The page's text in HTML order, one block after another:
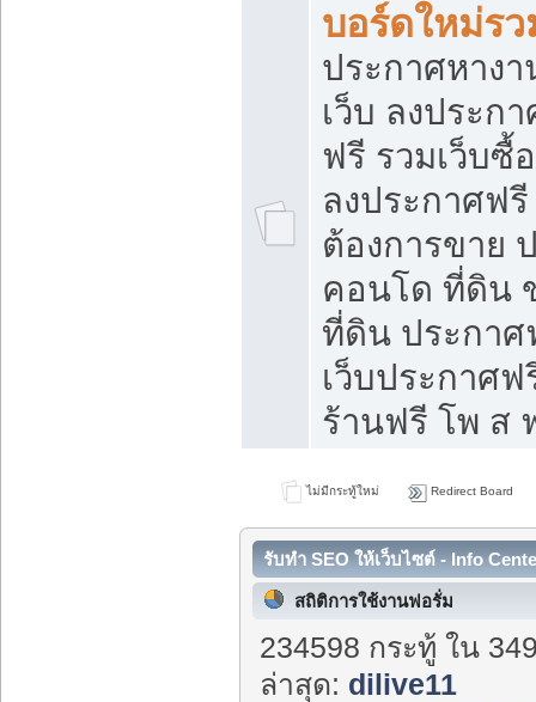
บอร์ดใหม่ร
ประกาศหาง
เว็บ ลงประก
ฟรี รวมเว็บซื้
ลงประกาศฟ
ต้องการขาย
คอนโด ที่ดิน
ที่ดิน ประกา
เว็บประกาศ
ร้านฟรี โพ ส
ไม่มีกระทู้ใหม่ Redirect Board
รับทำ SEO ให้เว็บไซต์ - Info
สถิติการใช้งานฟอรั่ม
234598 กระทู้ ใน
ล่าสุด: dilive11